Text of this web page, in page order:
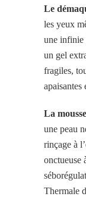
Le
les yeux
une infinie
un gel
fragiles,
apaisantes
La
une peau
rinçage à
onctueuse
Thermale